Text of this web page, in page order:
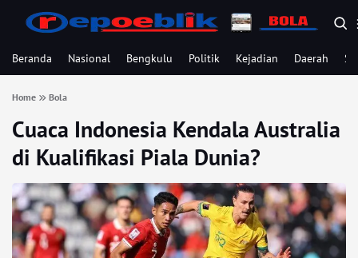
Beranda Nasional Bengkulu Politik Kejadian Daerah
Home Bola
Cuaca Indonesia Kendala Australia
di Kualifikasi Piala Dunia?